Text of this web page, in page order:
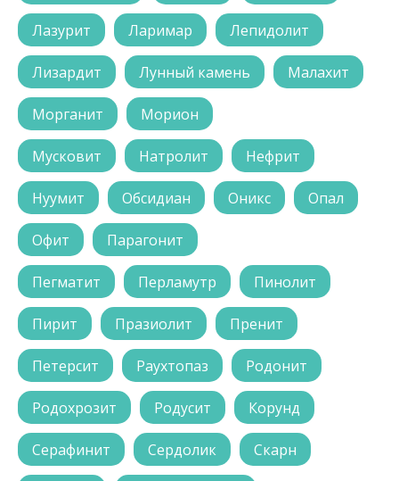
Лазурит Ларимар Лепидолит
Лизардит Лунный камень Малахит
Морганит Морион
Мусковит Натролит Нефрит
Нуумит Обсидиан Оникс Опал
Офит Парагонит
Пегматит Перламутр Пинолит
Пирит Празиолит Пренит
Петерсит Раухтопаз Родонит
Родохрозит Родусит Корунд
Серафинит Сердолик Скарн